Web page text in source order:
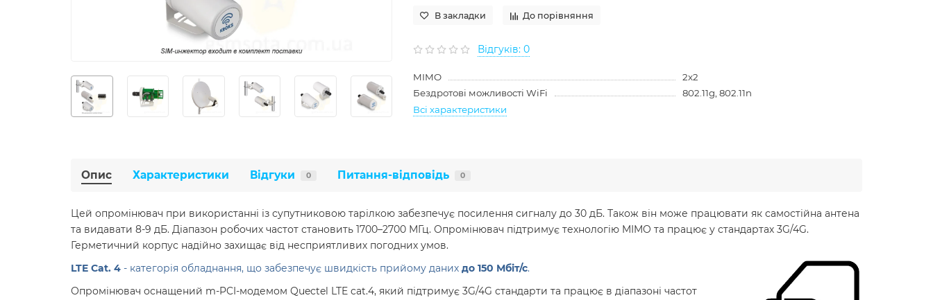
В закладки До порівняння
Відгуків: 0
MIMO
2x2
Бездротові можливості WiFi
802.11g, 802.11n
Всі характеристики
Опис Характеристики Відгуки 0 Питання-відповідь 0
Цей опромінювач при використанні із супутниковою тарілкою забезпечує посилення сигналу до 30 дБ. Також він може працювати як самостійна антена
та видавати 8-9 дБ. Діапазон робочих частот становить 1700–2700 МГц. Опромінювач підтримує технологію MIMO та працює у стандартах 3G/4G.
Герметичний корпус надійно захищає від несприятливих погодних умов.
LTE Cat. 4 - категорія обладнання, що забезпечує швидкість прийому даних до 150 Мбіт/с.
Опромінювач оснащений m-PCI-модемом Quectel LTE cat.4, який підтримує 3G/4G стандарти та працює в діапазоні частот